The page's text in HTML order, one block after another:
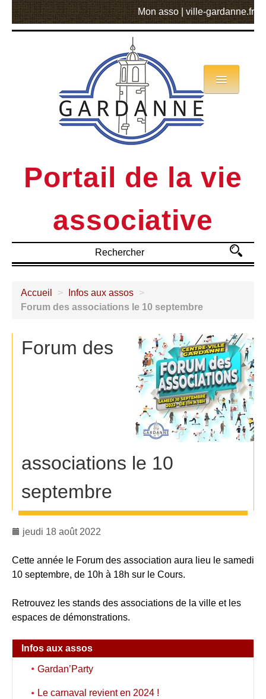
Mon asso ville-gardanne.fr
Portail de la vie
associative
Annuaire
Actualités
MVA
Accueil > Infos aux assos >
Forum des associations le 10 septembre
Forum des
associations le 10
septembre
jeudi 18 août 2022
Cette année le Forum des association aura lieu le samedi
10 septembre, de 10h à 18h sur le Cours.
Retrouvez les stands des associations de la ville et les
espaces de démonstrations.
Infos aux assos
Gardan’Party
Le carnaval revient en 2024 !